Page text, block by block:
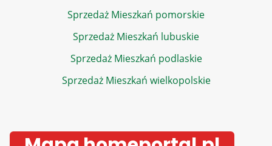
Sprzedaż Mieszkań pomorskie
Sprzedaż Mieszkań lubuskie
Sprzedaż Mieszkań podlaskie
Sprzedaż Mieszkań wielkopolskie